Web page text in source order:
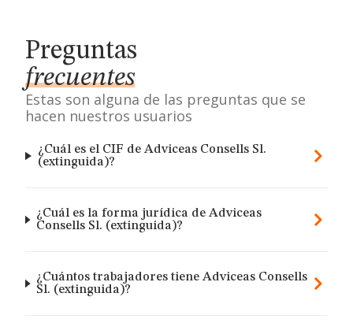
Preguntas
frecuentes
Estas son alguna de las preguntas que se
hacen nuestros usuarios
¿Cuál es el CIF de Adviceas Consells Sl.
(extinguida)?
¿Cuál es la forma jurídica de Adviceas
Consells Sl. (extinguida)?
¿Cuántos trabajadores tiene Adviceas Consells
Sl. (extinguida)?